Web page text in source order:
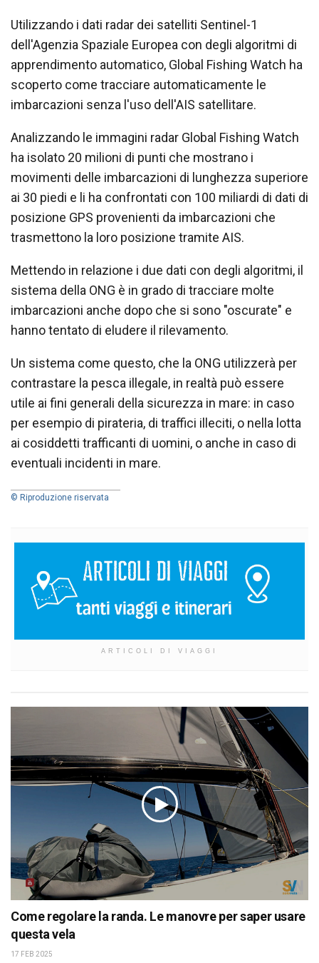
Utilizzando i dati radar dei satelliti Sentinel-1
dell'Agenzia Spaziale Europea con degli algoritmi di
apprendimento automatico, Global Fishing Watch ha
scoperto come tracciare automaticamente le
imbarcazioni senza l'uso dell'AIS satellitare.
Analizzando le immagini radar Global Fishing Watch
ha isolato 20 milioni di punti che mostrano i
movimenti delle imbarcazioni di lunghezza superiore
ai 30 piedi e li ha confrontati con 100 miliardi di dati di
posizione GPS provenienti da imbarcazioni che
trasmettono la loro posizione tramite AIS.
Mettendo in relazione i due dati con degli algoritmi, il
sistema della ONG è in grado di tracciare molte
imbarcazioni anche dopo che si sono "oscurate" e
hanno tentato di eludere il rilevamento.
Un sistema come questo, che la ONG utilizzerà per
contrastare la pesca illegale, in realtà può essere
utile ai fini generali della sicurezza in mare: in caso
per esempio di pirateria, di traffici illeciti, o nella lotta
ai cosiddetti trafficanti di uomini, o anche in caso di
eventuali incidenti in mare.
© Riproduzione riservata
ARTICOLI DI VIAGGI
Come regolare la randa. Le manovre per saper usare
questa vela
17 FEB 2025